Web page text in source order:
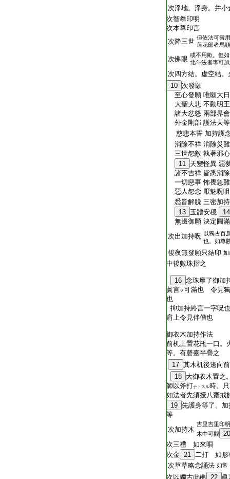
次淨地。淨身。并
次智拳印明
次本尊印言
次降三世 但依法可替
蓮花部者馬
次佛眼 或不用歟。但
北斗法者專可
次四方結。虚空結
10 次發願
至心發願 唯願大
大聖大悲 不動明
諸大忿怒 兩部界
外金剛部 護法天
慈悲本誓 加持護
消除不祥 消除災
三世怨敵 執著邪
11 天變怪異 惡
諸不吉祥 皆悉消
一切惡事 怖畏急
惡人怨念 厭魅呪
悉皆解脱 三密加
13 玉體安穩
14
無邊御願 決定圓
次出加持呪 以獨古百
也。如尊
後夜無發願只結印 如
中後數珠摺之
16 念珠摩了御加
眞言ヲ可滿也 令見
也
抑加持終言一字呪
肩上令見伴僧也
御衣木加持作法
前机上置花瓶一口。
等。有磬臺半疊之
17 其木机後邊向
18 大御衣木置之
師以斧打ナトスル時。
如法者先須授八齋戒
19 先護身等了。
等
次加持木
吉里吉里印
木中可觀
20
次三禮 如來唄
次金 21 二打 如形
次草草略念誦法 如常
次以獨古此佛 22